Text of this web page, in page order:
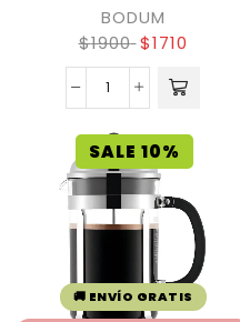
BODUM
$1900 $1710
SALE 10%
🚚 ENVÍO GRATIS